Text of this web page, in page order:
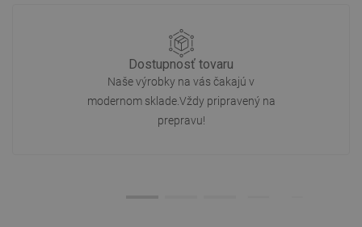
Dostupnosť tovaru
Naše výrobky na vás čakajú v
modernom sklade.Vždy pripravený na
prepravu!